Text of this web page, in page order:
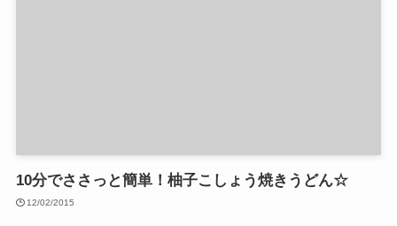
10分でささっと簡単！柚子こしょう焼きうどん☆
12/02/2015